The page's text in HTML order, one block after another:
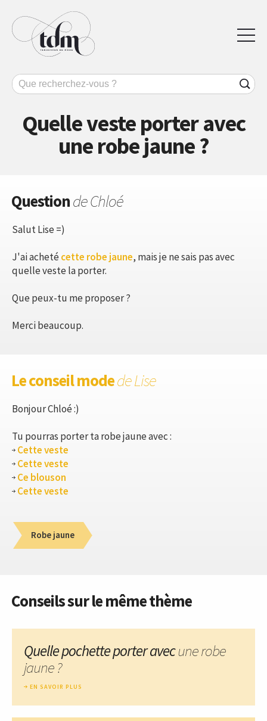
Quelle veste porter avec
une robe jaune ?
Questionde Chloé
Salut Lise =)
J'ai achetécette robe jaune, mais je ne sais pas avec
quelle veste la porter.
Que peux-tu me proposer ?
Merci beaucoup.
Le conseil modede Lise
Bonjour Chloé :)
Tu pourras porter ta robe jaune avec :
Cette veste
Cette veste
Ce blouson
Cette veste
Robe jaune
Conseils sur le même thème
Quelle pochette porter avecune robe
jaune ?
EN SAVOIR PLUS